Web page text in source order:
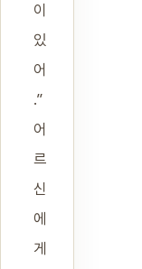
이
있
어
.”
어
르
신
에
게